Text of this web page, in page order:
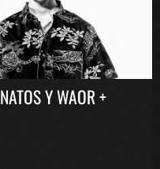
NATOS Y WAOR +